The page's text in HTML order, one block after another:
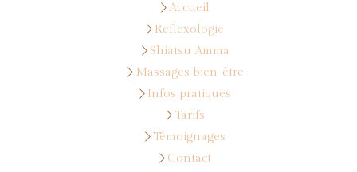
Accueil
Reflexologie
Shiatsu Amma
Massages bien-être
Infos pratiques
Tarifs
Témoignages
Contact